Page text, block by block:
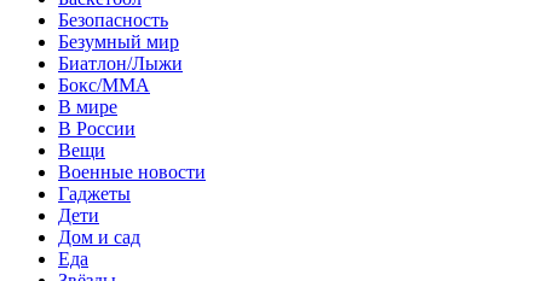
Безопасность
Безумный мир
Биатлон/Лыжи
Бокс/MMA
В мире
В России
Вещи
Военные новости
Гаджеты
Дети
Дом и сад
Еда